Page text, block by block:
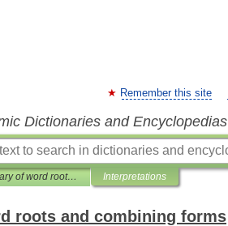
Remember this site
Dictionaries and Encyclopedias
Dictionary of word roots and combining forms Interpretations
roots and combining forms